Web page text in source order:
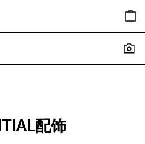
配饰